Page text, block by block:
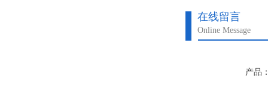
在线留言
Online Message
产品